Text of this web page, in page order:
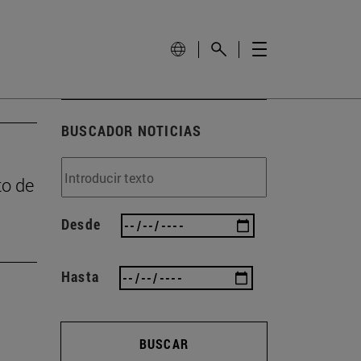
de
BUSCADOR NOTICIAS
Desde
Hasta
BUSCAR